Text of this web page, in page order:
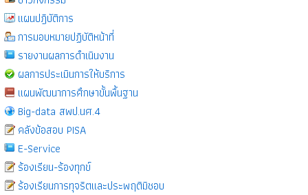
แผนปฎิบัติการ
การมอบหมายปฏิบัติหน้าที่
รายงานผลการดำเนินงาน
ผลการประเมินการให้บริการ
แผนพัฒนาการศึกษาขั้นพื้นฐาน
Big-data สพป.นศ.4
คลังข้อสอบ PISA
E-Service
ร้องเรียน-ร้องทุกข์
ร้องเรียนการทุจริตและประพฤติมิชอบ